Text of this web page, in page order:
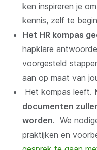
ken inspireren je
kennis, zelf te
Het HR kompas
hapklare
voorgesteld
aan op maat van
Het kompas leeft.
documenten
worden. We
praktijken en